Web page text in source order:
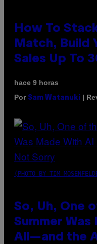
How To
Match, Build
Sales Up To
hace 9 horas
Por Sam Watanuki |
(PHOTO BY TIM
So, Uh, One
Summer
All—and the